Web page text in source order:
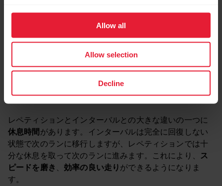
Allow all
Allow selection
Decline
レペティションとインターバルとの大きな違いの一つに
休息時間 があります。インターバルは完全に回復しない
状態で次のランに移行しますが、レペティションでは十
分な休息を取って次のランに進みます。これにより、
ス
ピードを磨き
、効率の良い走り ができるようになりま
す。